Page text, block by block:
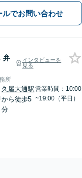
ルでお問い合わせ
弁
インタビューを
見る
所
久屋大通駅
から徒歩5
分
営業時間：10:00
~19:00（平日）